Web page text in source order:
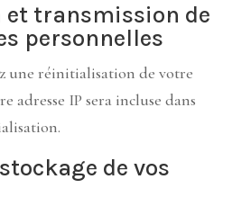
transmission de
personnelles
une réinitialisation de votre
adresse IP sera incluse dans
de vos